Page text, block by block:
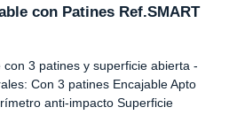
con Patines Ref.SMART
3 patines y superficie abierta -
Con 3 patines Encajable Apto
anti-impacto Superficie